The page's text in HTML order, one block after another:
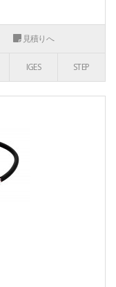
見積りへ
IGES STEP